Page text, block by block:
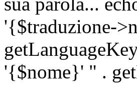
'{$traduzione-
'{$nome}' " .